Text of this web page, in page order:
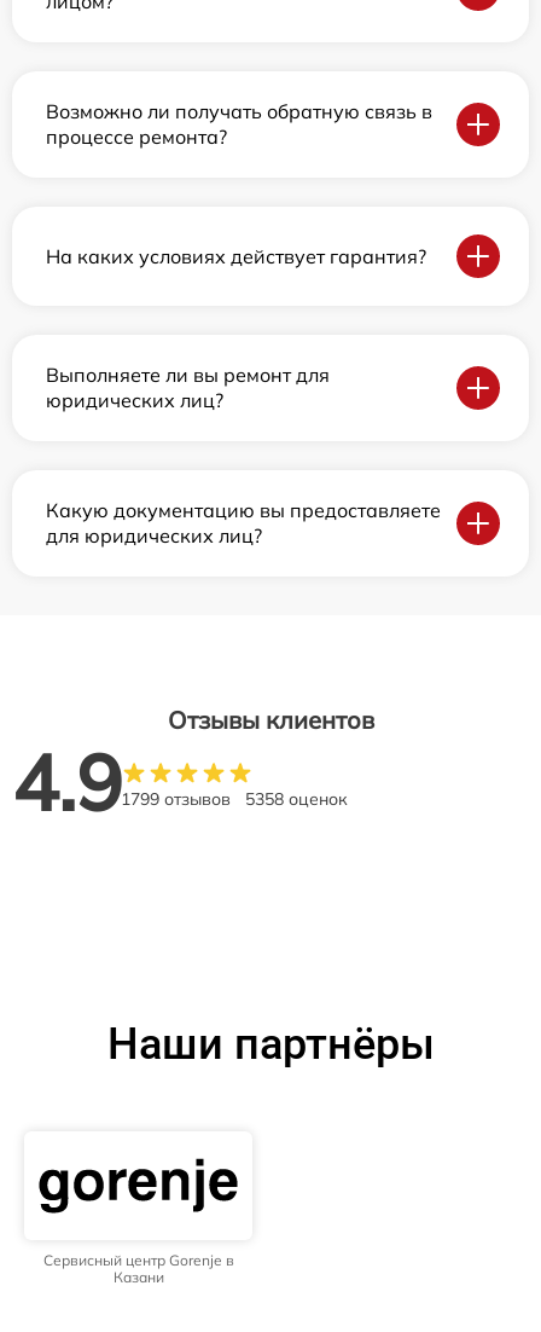
Возможно ли получать обратную связь в
процессе ремонта?
На каких условиях действует гарантия?
Выполняете ли вы ремонт для
юридических лиц?
Какую документацию вы предоставляете
для юридических лиц?
Отзывы клиентов
4.91799 отзывов 5358 оценок
Наши партнёры
Сервисный центр Gorenje в
Казани